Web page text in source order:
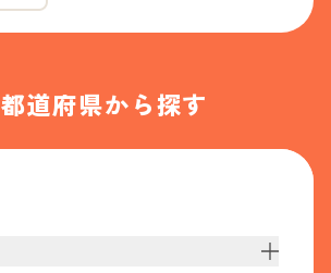
都道府県から探す